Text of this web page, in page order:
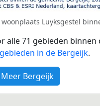
Luyksgestel
alle 71 gebieden
in de Bergeijk.
Meer Bergeijk